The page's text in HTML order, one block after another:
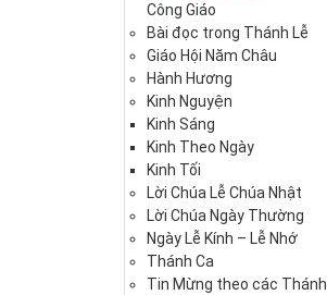
Công Giáo
Bài đọc trong Thánh Lễ
Giáo Hội Năm Châu
Hành Hương
Kinh Nguyện
Kinh Sáng
Kinh Theo Ngày
Kinh Tối
Lời Chúa Lễ Chúa Nhật
Lời Chúa Ngày Thường
Ngày Lễ Kính – Lễ Nhớ
Thánh Ca
Tin Mừng theo các Thánh